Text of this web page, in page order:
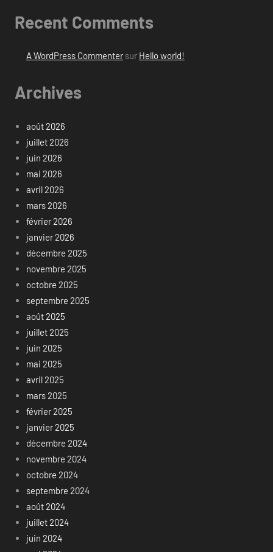
Recent Comments
A WordPress Commentersur Hello world!
Archives
août 2026
juillet 2026
juin 2026
mai 2026
avril 2026
mars 2026
février 2026
janvier 2026
décembre 2025
novembre 2025
octobre 2025
septembre 2025
août 2025
juillet 2025
juin 2025
mai 2025
avril 2025
mars 2025
février 2025
janvier 2025
décembre 2024
novembre 2024
octobre 2024
septembre 2024
août 2024
juillet 2024
juin 2024